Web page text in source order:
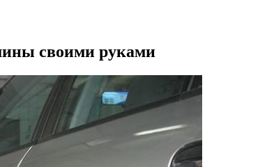
своими руками